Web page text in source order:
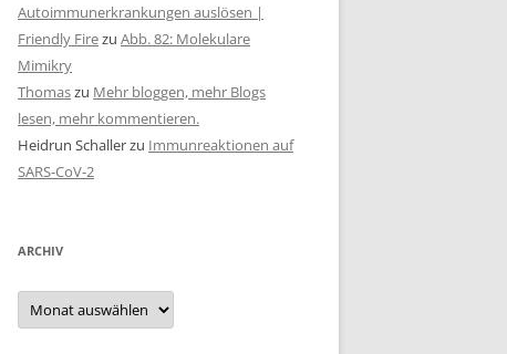
Autoimmunerkrankungen auslösen |
Friendly Firezu Abb. 82: Molekulare
Mimikry
Thomaszu Mehr bloggen, mehr Blogs
lesen, mehr kommentieren.
Heidrun Schallerzu Immunreaktionen auf
SARS-CoV-2
ARCHIV
Archiv